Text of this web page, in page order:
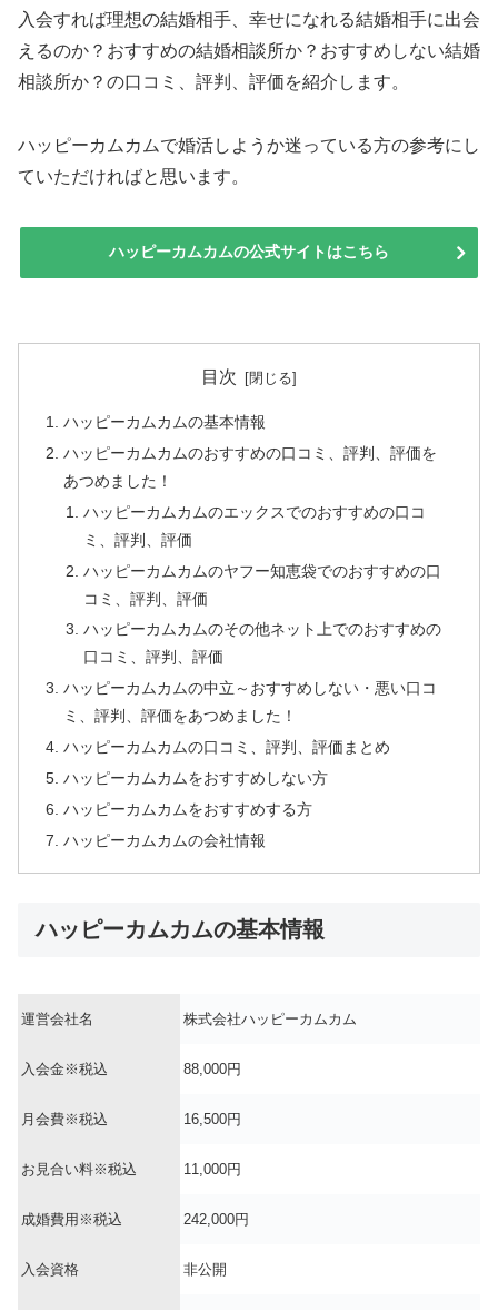
入会すれば理想の結婚相手、幸せになれる結婚相手に出会
えるのか？おすすめの結婚相談所か？おすすめしない結婚
相談所か？の口コミ、評判、評価を紹介します。
ハッピーカムカムで婚活しようか迷っている方の参考にし
ていただければと思います。
ハッピーカムカムの公式サイトはこちら
目次
ハッピーカムカムの基本情報
ハッピーカムカムのおすすめの口コミ、評判、評価を
あつめました！
ハッピーカムカムのエックスでのおすすめの口コ
ミ、評判、評価
ハッピーカムカムのヤフー知恵袋でのおすすめの口
コミ、評判、評価
ハッピーカムカムのその他ネット上でのおすすめの
口コミ、評判、評価
ハッピーカムカムの中立～おすすめしない・悪い口コ
ミ、評判、評価をあつめました！
ハッピーカムカムの口コミ、評判、評価まとめ
ハッピーカムカムをおすすめしない方
ハッピーカムカムをおすすめする方
ハッピーカムカムの会社情報
ハッピーカムカムの基本情報
運営会社名 株式会社ハッピーカムカム
入会金※税込 88,000円
月会費※税込 16,500円
お見合い料※税込 11,000円
成婚費用※税込 242,000円
入会資格 非公開